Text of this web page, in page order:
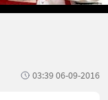
03:39 06-09-2016